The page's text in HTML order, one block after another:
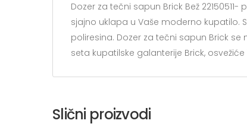
Dozer za tečni sapun Brick Bež
sjajno uklapa u Vaše moderno kupatilo.
poliresina. Dozer za tečni sapun Brick
seta kupatilske galanterije Brick,
Slični proizvodi